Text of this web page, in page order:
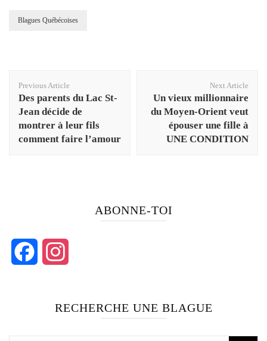
Blagues Québécoises
Navigation
Previous Article
Des parents du Lac St-
Jean décide de
montrer à leur fils
comment faire l’amour
Next Article
Un vieux millionnaire
du Moyen-Orient veut
épouser une fille à
UNE CONDITION
ABONNE-TOI
RECHERCHE UNE BLAGUE